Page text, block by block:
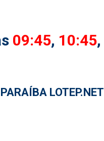
09:45, 10:45,
LOTEP.NET